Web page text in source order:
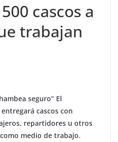
cascos a
trabajan
seguro” El
cascos con
repartidores u otros
medio de trabajo.